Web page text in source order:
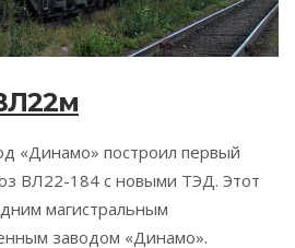
«Динамо» построил первый
ВЛ22-184 с новыми ТЭД. Этот
магистральным
заводом «Динамо».